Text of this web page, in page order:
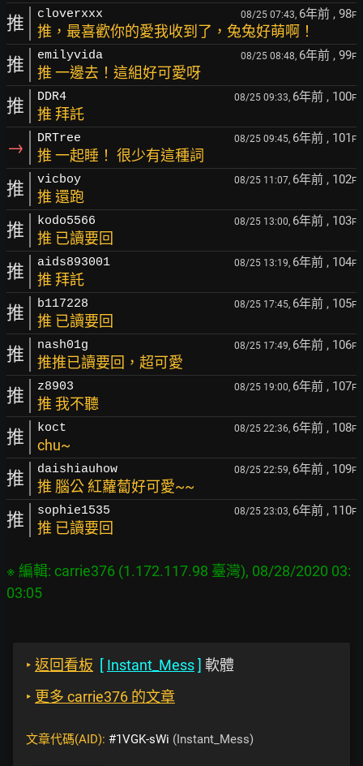
推 cloverxxx 08/25 07:43, 6年前 , 98F
推，最喜歡你的愛我收到了，兔兔好萌啊！
推 emilyvida 08/25 08:48, 6年前 , 99F
推 一邊去！這組好可愛呀
推 DDR4 08/25 09:33, 6年前 , 100F
推 拜託
→ DRTree 08/25 09:45, 6年前 , 101 F
推 一起睡！ 很少有這種詞
推 vicboy 08/25 11:07, 6年前 , 102F
推 還跑
推 kodo5566 08/25 13:00, 6年前 , 103F
推 已讀要回
推 aids893001 08/25 13:19, 6年前 , 104F
推 拜託
推 b117228 08/25 17:45, 6年前 , 105F
推 已讀要回
推 nash01g 08/25 17:49, 6年前 , 106F
推推已讀要回，超可愛
推 z8903 08/25 19:00, 6年前 , 107F
推 我不聽
推 koct 08/25 22:36, 6年前 , 108F
chu~
推 daishiauhow 08/25 22:59, 6年前 , 109F
推 腦公 紅蘿蔔好可愛~~
推 sophie1535 08/25 23:03, 6年前 , 110F
推 已讀要回
※ 編輯: carrie376 (1.172.117.98 臺灣), 08/28/2020 03:
‣ 返回看板 [ Instant_Mess] 軟體
‣ 更多 carrie376 的文章
文章代碼(AID): #1VGK-sWi (Instant_Mess)